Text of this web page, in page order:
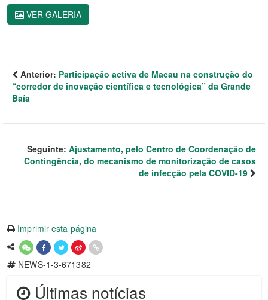
VER GALERIA
Anterior: Participação activa de Macau na construção do
“corredor de inovação científica e tecnológica” da Grande
Baía
Seguinte: Ajustamento, pelo Centro de Coordenação de
Contingência, do mecanismo de monitorização de casos
de infecção pela COVID-19
Imprimir esta página
NEWS-1-3-671382
Últimas notícias